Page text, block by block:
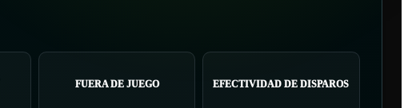
FUERA DE JUEGO EFECTIVIDAD DE DISPAROS